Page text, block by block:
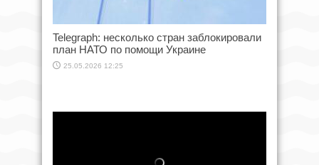
Telegraph: несколько стран заблокировали
план НАТО по помощи Украине
25.05.2026 12:25